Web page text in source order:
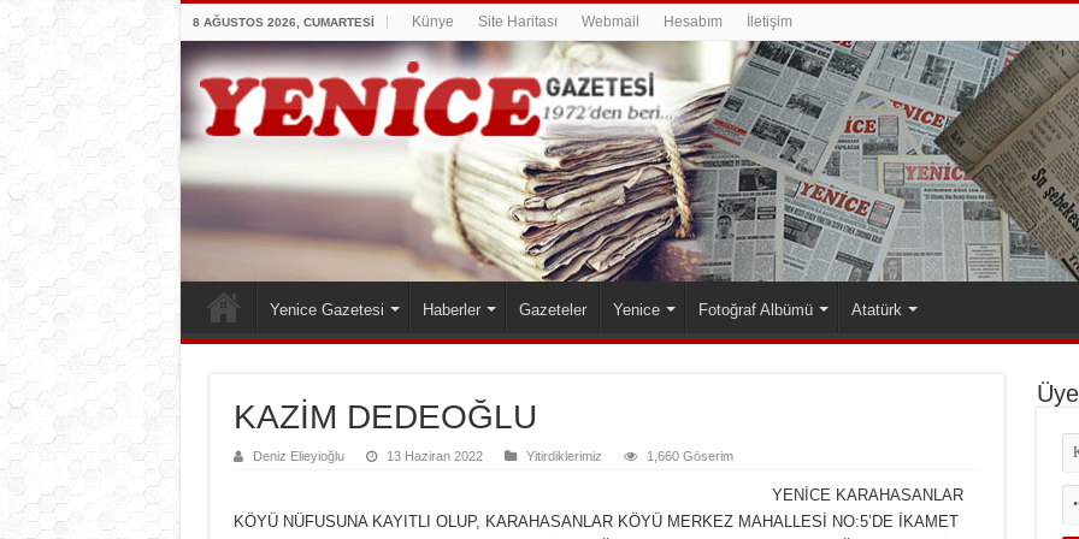
8 AĞUSTOS 2026, CUMARTESI Künye Site Haritası Webmail Hesabım İletişim
Yenice Gazetesi Haberler Gazeteler Yenice Fotoğraf Albümü Atatürk
KAZİM DEDEOĞLU
Deniz Elieyioğlu 13 Haziran 2022 Yitirdiklerimiz 1,660 Göserim
YENİCE KARAHASANLAR
KÖYÜ NÜFUSUNA KAYITLI OLUP, KARAHASANLAR KÖYÜ MERKEZ MAHALLESİ NO:5’DE İKAMET